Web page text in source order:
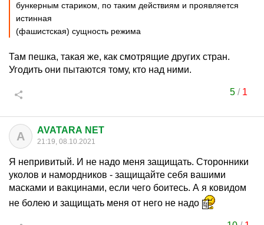
бункерным стариком, по таким действиям и проявляется
истинная
(фашистская) сущность режима
Там пешка, такая же, как смотрящие других стран.
Угодить они пытаются тому, кто над ними.
5/ 1
A AVATARA NET
21:19, 08.10.2021
Я непривитый. И не надо меня защищать. Сторонники
уколов и намордников - защищайте себя вашими
масками и вакцинами, если чего боитесь. А я ковидом
не болею и защищать меня от него не надо